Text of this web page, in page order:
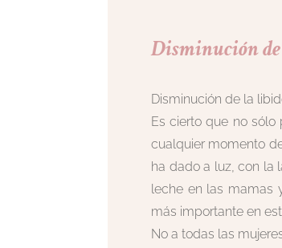
Disminución
Disminución de la
Es cierto que no
cualquier momento
ha dado a luz, con la
leche en las mamas
más importante en
No a todas las